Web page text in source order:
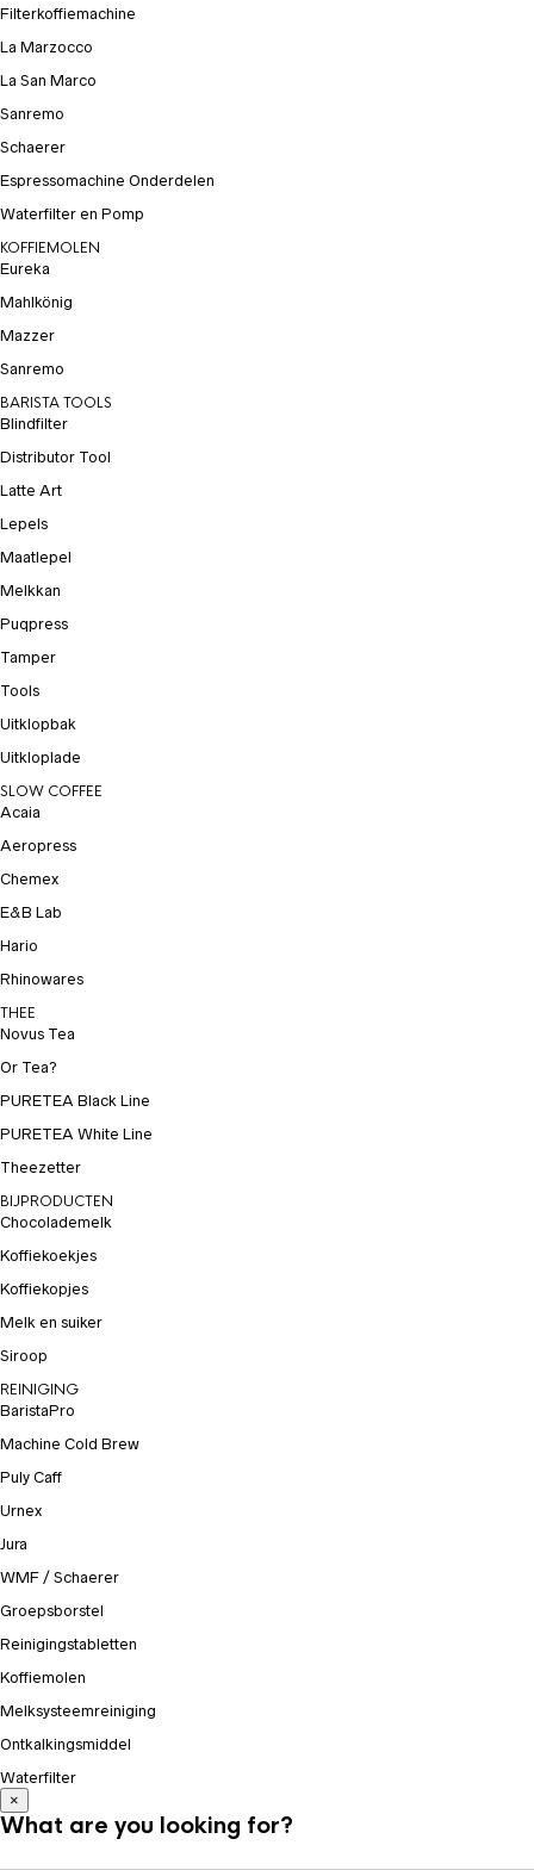
Filterkoffiemachine
La Marzocco
La San Marco
Sanremo
Schaerer
Espressomachine Onderdelen
Waterfilter en Pomp
KOFFIEMOLEN
Eureka
Mahlkönig
Mazzer
Sanremo
BARISTA TOOLS
Blindfilter
Distributor Tool
Latte Art
Lepels
Maatlepel
Melkkan
Puqpress
Tamper
Tools
Uitklopbak
Uitkloplade
SLOW COFFEE
Acaia
Aeropress
Chemex
E&B Lab
Hario
Rhinowares
THEE
Novus Tea
Or Tea?
PURETEA Black Line
PURETEA White Line
Theezetter
BIJPRODUCTEN
Chocolademelk
Koffiekoekjes
Koffiekopjes
Melk en suiker
Siroop
REINIGING
BaristaPro
Machine Cold Brew
Puly Caff
Urnex
Jura
WMF / Schaerer
Groepsborstel
Reinigingstabletten
Koffiemolen
Melksysteemreiniging
Ontkalkingsmiddel
Waterfilter
×
What are you looking for?